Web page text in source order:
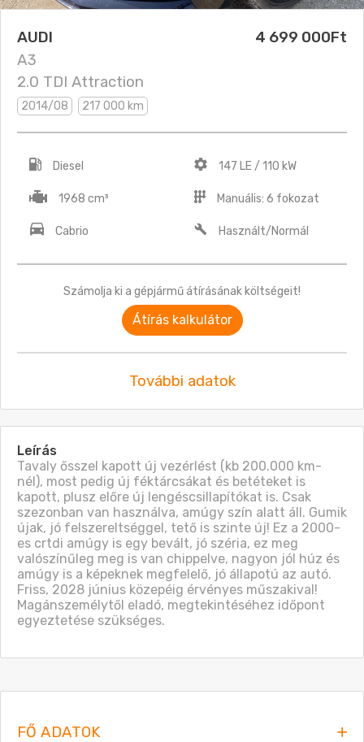
AUDI
A3
2.0 TDI Attraction
4 699 000Ft
2014/08 217 000 km
Diesel 147 LE / 110 kW
1968 cm³ Manuális: 6 fokozat
Cabrio Használt/Normál
Számolja ki a gépjármű átírásának költségeit!
Átírás kalkulátor
További adatok
Leírás
Tavaly ősszel kapott új vezérlést (kb 200.000 km-
nél), most pedig új féktárcsákat és betéteket is
kapott, plusz előre új lengéscsillapítókat is. Csak
szezonban van használva, amúgy szín alatt áll. Gumik
újak, jó felszereltséggel, tető is szinte új! Ez a 2000-
es crtdi amúgy is egy bevált, jó széria, ez meg
valószínűleg meg is van chippelve, nagyon jól húz és
amúgy is a képeknek megfelelő, jó állapotú az autó.
Friss, 2028 június közepéig érvényes műszakival!
Magánszemélytől eladó, megtekintéséhez időpont
egyeztetése szükséges.
FŐ ADATOK